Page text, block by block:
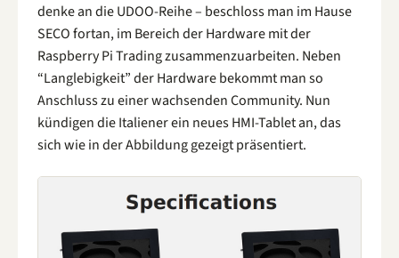
denke an die UDOO-Reihe – beschloss man im Hause
SECO fortan, im Bereich der Hardware mit der
Raspberry Pi Trading zusammenzuarbeiten. Neben
“Langlebigkeit” der Hardware bekommt man so
Anschluss zu einer wachsenden Community. Nun
kündigen die Italiener ein neues HMI-Tablet an, das
sich wie in der Abbildung gezeigt präsentiert.